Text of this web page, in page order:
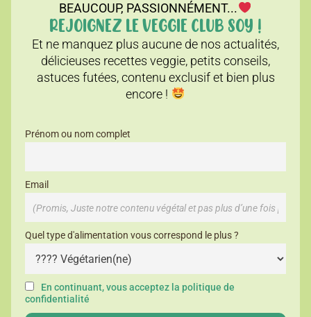
BEAUCOUP, PASSIONNÉMENT...
REJOIGNEZ LE VEGGIE CLUB SOY !
Et ne manquez plus aucune de nos actualités,
délicieuses recettes veggie, petits conseils,
astuces futées, contenu exclusif et bien plus
encore !
Prénom ou nom complet
Email
Quel type d'alimentation vous correspond le plus ?
En continuant, vous acceptez la politique de
confidentialité